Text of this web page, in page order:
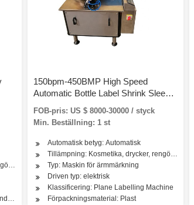
tvättmedel, hudvårdsprodukter, hårvårdsprodukter,
flaskmärkningsmaskin
150bpm-450BMP High Speed
Automatic Bottle Label Shrink Sleeve
Labelling Machine
FOB-pris: US $ 8000-30000 / styck
Min. Beställning: 1 st
Automatisk betyg: Automatisk
Tillämpning: Kosmetika, drycker, rengöring,
Typ: Maskin för ärmmärkning
Driven typ: elektrisk
Klassificering: Plane Labelling Machine
Förpackningsmaterial: Plast